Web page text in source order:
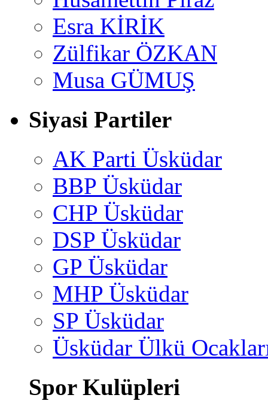
Esra KİRİK
Zülfikar ÖZKAN
Musa GÜMUŞ
Siyasi Partiler
AK Parti Üsküdar
BBP Üsküdar
CHP Üsküdar
DSP Üsküdar
GP Üsküdar
MHP Üsküdar
SP Üsküdar
Üsküdar Ülkü
Spor Kulüpleri